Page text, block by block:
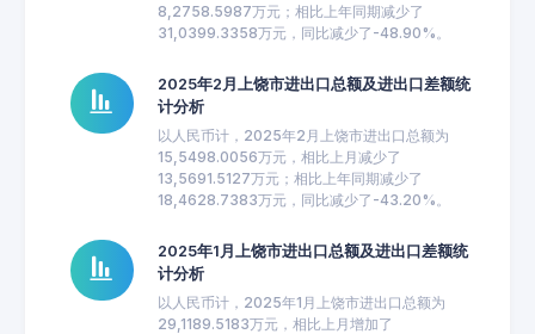
8,2758.5987万元；相比上年同期减少了
31,0399.3358万元，同比减少了-48.90%。
2025年2月上饶市进出口总额及进出口差额统
计分析
以人民币计，2025年2月上饶市进出口总额为
15,5498.0056万元，相比上月减少了
13,5691.5127万元；相比上年同期减少了
18,4628.7383万元，同比减少了-43.20%。
2025年1月上饶市进出口总额及进出口差额统
计分析
以人民币计，2025年1月上饶市进出口总额为
29,1189.5183万元，相比上月增加了